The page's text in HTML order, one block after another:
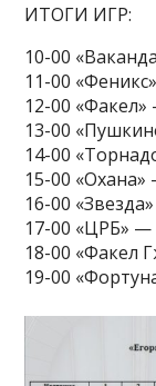
ИТОГИ ИГР:
10-00
11-00
12-00
13-00
14-00
15-00
16-00
17-00 «ЦРБ» —
18-00 «Факел
19-00